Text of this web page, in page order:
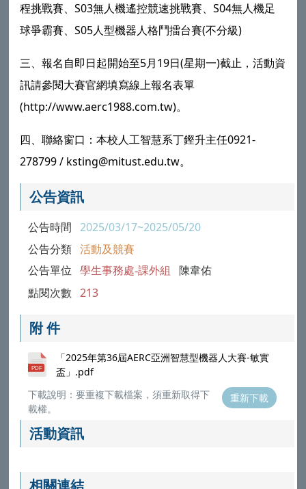
程挑戰賽、S03無人機遙控競速挑戰賽、S04無人機足
球爭霸賽、S05人型機器人格鬥擂台賽(不分級)
三、報名自即日起開始至5月19日(星期一)截止，活動資
訊請參閱大賽官網填寫線上報名表單
(http://www.aerc1988.com.tw)。
四、聯絡窗口：本校人工智慧系丁鏗升主任0921-
278799 / ksting@mitust.edu.tw。
公告資訊
公告時間 2025/03/17~2025/05/20
公告分類 活動及競賽
公告單位 學生事務處-課外組 陳韋佑
點閱次數 213
附 件
「2025年第36屆AERC亞洲智慧型機器人大賽-敏實
盃」.pdf
下載說明：要重複下載檔案，須重新取得下
載權。
重新下載
活動資訊
相關連結